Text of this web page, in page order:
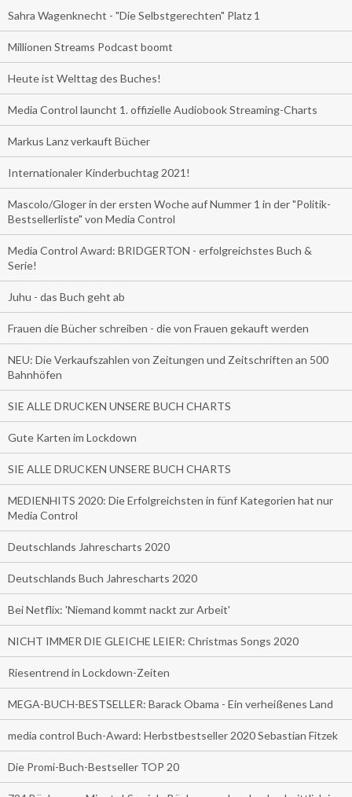
Sahra Wagenknecht - "Die Selbstgerechten" Platz 1
Millionen Streams Podcast boomt
Heute ist Welttag des Buches!
Media Control launcht 1. offizielle Audiobook Streaming-Charts
Markus Lanz verkauft Bücher
Internationaler Kinderbuchtag 2021!
Mascolo/Gloger in der ersten Woche auf Nummer 1 in der "Politik-
Bestsellerliste" von Media Control
Media Control Award: BRIDGERTON - erfolgreichstes Buch &
Serie!
Juhu - das Buch geht ab
Frauen die Bücher schreiben - die von Frauen gekauft werden
NEU: Die Verkaufszahlen von Zeitungen und Zeitschriften an 500
Bahnhöfen
SIE ALLE DRUCKEN UNSERE BUCH CHARTS
Gute Karten im Lockdown
SIE ALLE DRUCKEN UNSERE BUCH CHARTS
MEDIENHITS 2020: Die Erfolgreichsten in fünf Kategorien hat nur
Media Control
Deutschlands Jahrescharts 2020
Deutschlands Buch Jahrescharts 2020
Bei Netflix: 'Niemand kommt nackt zur Arbeit'
NICHT IMMER DIE GLEICHE LEIER: Christmas Songs 2020
Riesentrend in Lockdown-Zeiten
MEGA-BUCH-BESTSELLER: Barack Obama - Ein verheißenes Land
media control Buch-Award: Herbstbestseller 2020 Sebastian Fitzek
Die Promi-Buch-Bestseller TOP 20